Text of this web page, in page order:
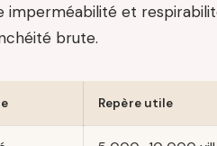
imperméabilité et
brute.
Repère utile